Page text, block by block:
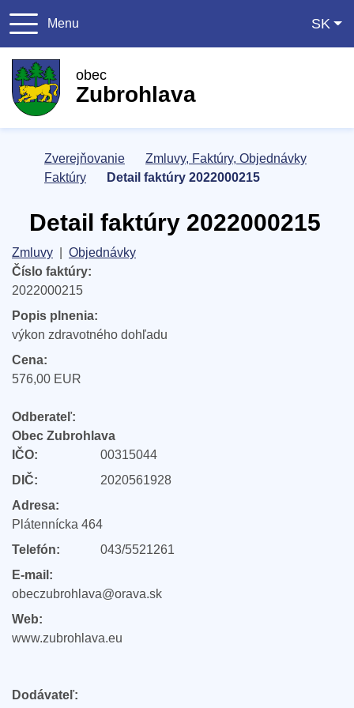
Menu
043/5521261SK
obec
Zubrohlava
Úvodná stránka
Zverejňovanie
Zmluvy, Faktúry, Objednávky
Faktúry
Detail faktúry 2022000215
Detail faktúry 2022000215
Zmluvy |Objednávky
Číslo faktúry:
2022000215
Popis plnenia:
výkon zdravotného dohľadu
Cena:
576,00 EUR
Odberateľ:
Obec Zubrohlava
IČO:
00315044
DIČ:
2020561928
Adresa:
Plátennícka 464
Telefón:
043/5521261
E-mail:
obeczubrohlava@orava.sk
Web:
www.zubrohlava.eu
Dodávateľ: